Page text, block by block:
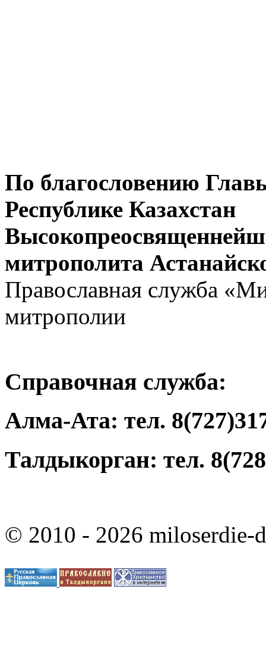
По благословению
Республике Казахстан
митрополита
Православная служба
митрополии
Справочная служба:
Алма-Ата: тел.
Талдыкорган: тел.
© 2010 - 2026 miloserdie-